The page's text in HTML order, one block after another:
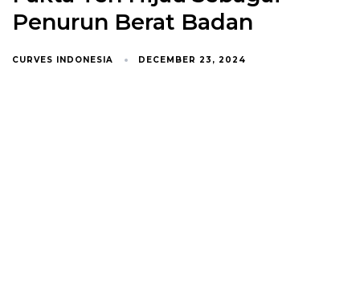
Penurun Berat Badan
CURVES INDONESIA DECEMBER 23, 2024